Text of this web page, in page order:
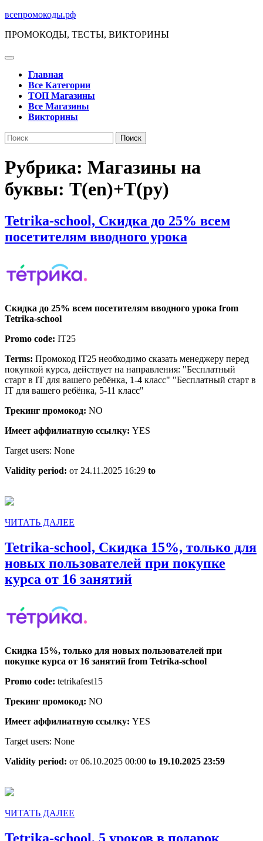
Перейти
содержимому
всепромокоды.рф
ПРОМОКОДЫ, ТЕСТЫ, ВИКТОРИНЫ
Кнопка
ОткрытьГлавная
Все Категории
ТОП Магазины
Все Магазины
Викторины
Кнопка
Закрыть
Поиск
по:
Рубрика: Магазины на
буквы: T(en)+Т(ру)
Tetrika-school, Скидка до 25% всем
посетителям вводного урока
всем
урока
Скидка до 25% всем посетителям вводного урока from
Tetrika-school
Promo code: IT25
Terms: Промокод IT25 необходимо сказать менеджеру перед
покупкой курса, действует на направления: "Бесплатный
старт в IT для вашего ребёнка, 1-4 класс" "Бесплатный старт в
IT для вашего ребёнка, 5-11 класс"
Трекинг промокод: NO
Имеет аффилиатную ссылку: YES
Target users: None
Validity period: от 24.11.2025 16:29 to
ЧИТАТЬ ДАЛЕЕ
Tetrika-school, Cкидка 15%, только для
новых пользователей при покупке
курса от 16 занятийTetrika-
для
покупке
16
Cкидка 15%, только для новых пользователей при
покупке курса от 16 занятий from Tetrika-school
Promo code: tetrikafest15
Трекинг промокод: NO
Имеет аффилиатную ссылку: YES
Target users: None
Validity period: от 06.10.2025 00:00 to 19.10.2025 23:59
ЧИТАТЬ ДАЛЕЕ
Tetrika-school, 5 уроков в подарок